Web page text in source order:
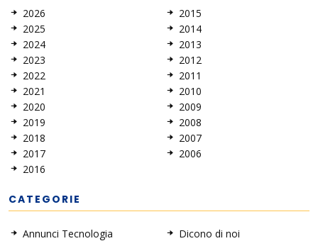
2026
2025
2024
2023
2022
2021
2020
2019
2018
2017
2016
2015
2014
2013
2012
2011
2010
2009
2008
2007
2006
CATEGORIE
Annunci Tecnologia
Dicono di noi